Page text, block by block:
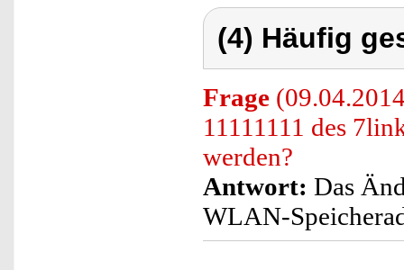
(4) Häufig
Frage
11111111 des
werden?
Antwort: Das
WLAN-